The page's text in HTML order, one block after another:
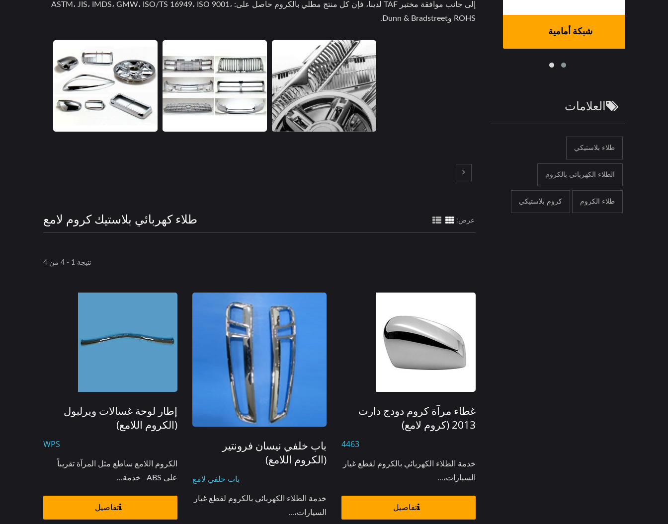
إلى جانب موافقة مختبر TAF لدينا، فإن كل منتج مطلي بالكروم حاصل على: ASTM، JIS، IMDS، GMW، ISO/TS 16949، ISO 9001،
ROHS وDunn & Bradstreet.
طلاء كهربائي بلاستيك كروم لامع عرض:
نتيجة 1 - 4 من 4
غطاء مرآة كروم دودج دارت
2013 (كروم لامع)
4463
خدمة الطلاء الكهربائي بالكروم لقطع غيار
السيارات،...
تفاصيل
باب خلفي نيسان فرونتير
(الكروم اللامع)
باب خلفي لامع
خدمة الطلاء الكهربائي بالكروم لقطع غيار
السيارات،...
إطار لوحة غسالات ويرلبول
(الكروم اللامع)
WPS
الكروم اللامع ساطع مثل المرآة تقريباً
على ABS خدمة...
تفاصيل
شبكة أمامية
العلامات
طلاء بلاستيكي
الطلاء الكهربائي بالكروم
طلاء الكروم كروم بلاستيكي